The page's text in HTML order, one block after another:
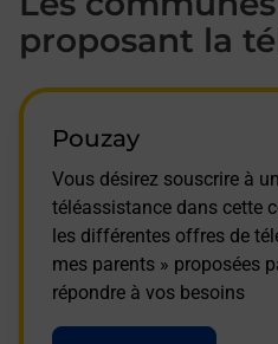
proposant la
Pouzay
Vous désirez souscrire à
téléassistance dans cette
les différentes offres de
mes parents » proposées
répondre à vos besoins